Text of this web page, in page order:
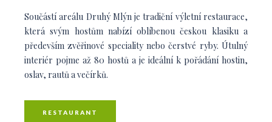
Součástí areálu Druhý Mlýn je tradiční výletní restaurace,
která svým hostům nabízí oblíbenou českou klasiku a
především zvěřinové speciality nebo čerstvé ryby. Útulný
interiér pojme až 80 hostů a je ideální k pořádání hostin,
oslav, rautů a večírků.
RESTAURANT